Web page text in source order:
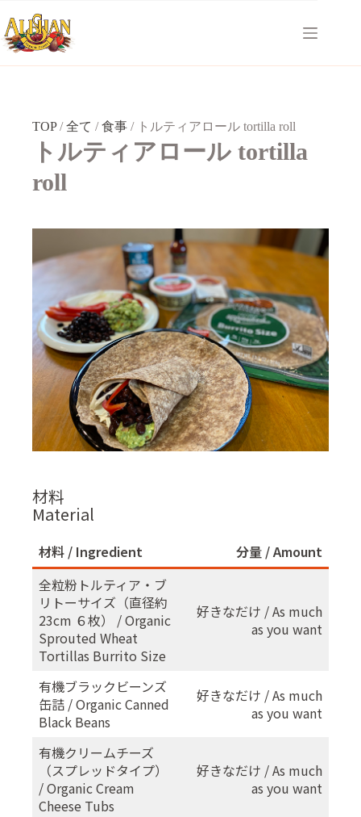
ン
テ
TOP/全て /食事 / トルティアロール tortilla roll
トルティアロール tortilla
roll
材料
Material
材料 / Ingredient
分量 / Amount
全粒粉トルティア・ブ
リトーサイズ（直径約
23cm ６枚） / Organic
Sprouted Wheat
Tortillas Burrito Size
好きなだけ / As much
as you want
有機ブラックビーンズ
缶詰 / Organic Canned
Black Beans
好きなだけ / As much
as you want
有機クリームチーズ
（スプレッドタイプ）
/ Organic Cream
Cheese Tubs
好きなだけ / As much
as you want